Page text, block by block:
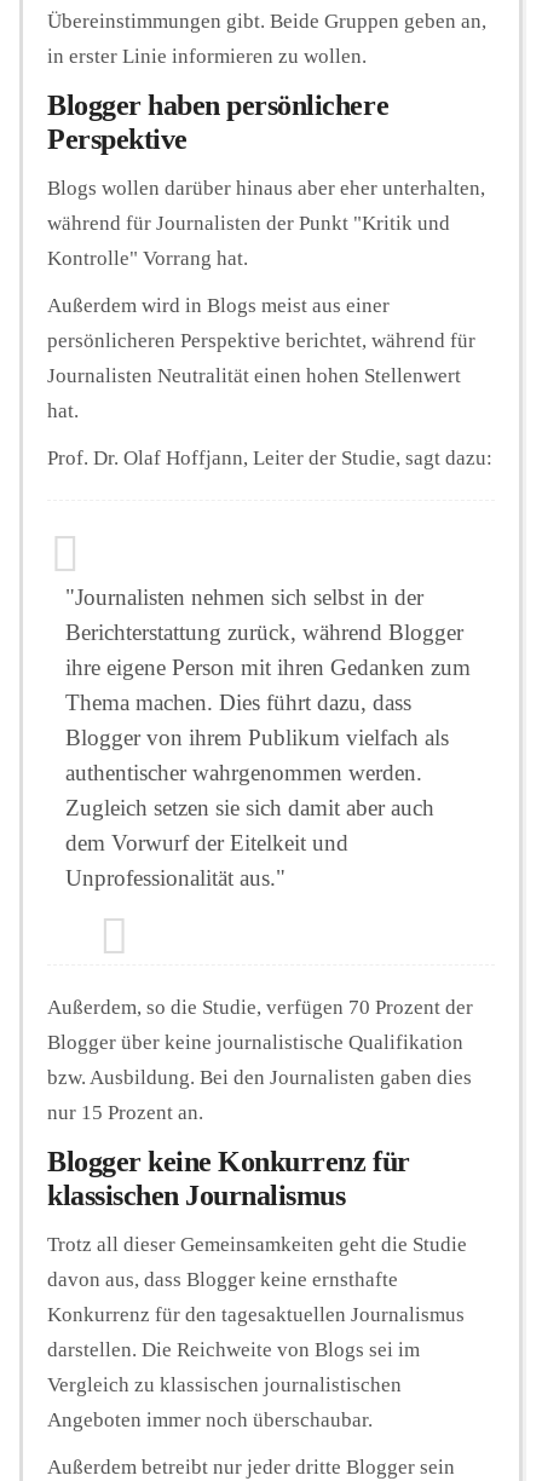
Übereinstimmungen gibt. Beide Gruppen geben an,
in erster Linie informieren zu wollen.
Blogger haben persönlichere
Perspektive
Blogs wollen darüber hinaus aber eher unterhalten,
während für Journalisten der Punkt "Kritik und
Kontrolle" Vorrang hat.
Außerdem wird in Blogs meist aus einer
persönlicheren Perspektive berichtet, während für
Journalisten Neutralität einen hohen Stellenwert
hat.
Prof. Dr. Olaf Hoffjann, Leiter der Studie, sagt dazu:
"Journalisten nehmen sich selbst in der
Berichterstattung zurück, während Blogger
ihre eigene Person mit ihren Gedanken zum
Thema machen. Dies führt dazu, dass
Blogger von ihrem Publikum vielfach als
authentischer wahrgenommen werden.
Zugleich setzen sie sich damit aber auch
dem Vorwurf der Eitelkeit und
Unprofessionalität aus."
Außerdem, so die Studie, verfügen 70 Prozent der
Blogger über keine journalistische Qualifikation
bzw. Ausbildung. Bei den Journalisten gaben dies
nur 15 Prozent an.
Blogger keine Konkurrenz für
klassischen Journalismus
Trotz all dieser Gemeinsamkeiten geht die Studie
davon aus, dass Blogger keine ernsthafte
Konkurrenz für den tagesaktuellen Journalismus
darstellen. Die Reichweite von Blogs sei im
Vergleich zu klassischen journalistischen
Angeboten immer noch überschaubar.
Außerdem betreibt nur jeder dritte Blogger sein